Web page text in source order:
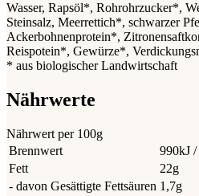
Wasser, Rapsöl*, Rohrohrzucker*,
Steinsalz, Meerrettich*, schwarzer
Ackerbohnenprotein*,
Reispotein*, Gewürze*,
* aus biologischer Landwirtschaft
Nährwerte
Nährwert per 100g
Brennwert
990kJ
Fett
22g
- davon Gesättigte Fettsäuren 1,7g